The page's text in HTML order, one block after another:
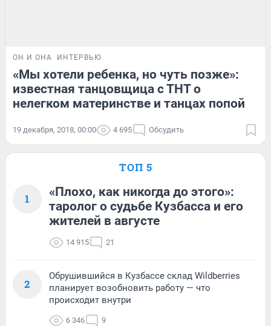
ОН И ОНА ИНТЕРВЬЮ
«Мы хотели ребенка, но чуть позже»:
известная танцовщица с ТНТ о
нелегком материнстве и танцах попой
19 декабря, 2018, 00:00 4 695 Обсудить
ТОП 5
1
«Плохо, как никогда до этого»:
таролог о судьбе Кузбасса и его
жителей в августе
14 915 21
2
Обрушившийся в Кузбассе склад Wildberries
планирует возобновить работу — что
происходит внутри
6 346 9